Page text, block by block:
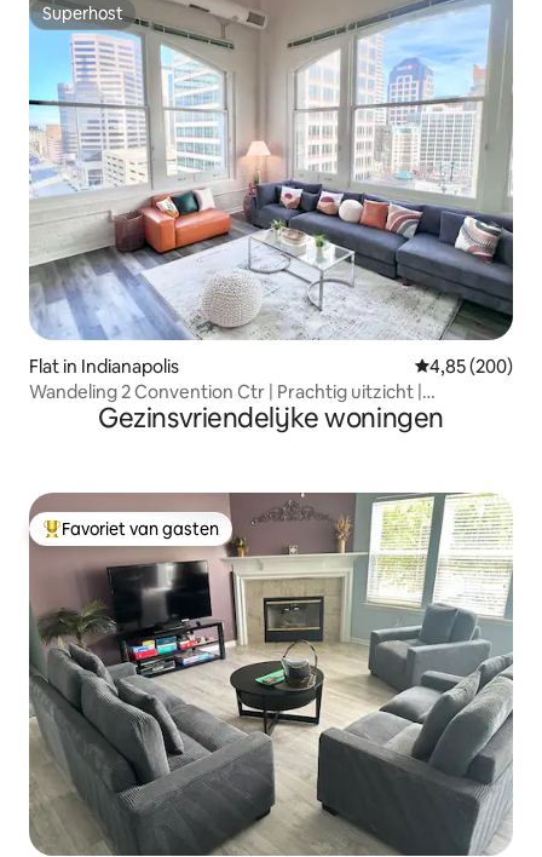
Superhost
Superhost
Flat in Indianapolis Gemiddelde
4,85 (200)
Wandeling 2 Convention Ctr | Prachtig uitzicht |
PenthouseGezinsvriendelijke woningen
Topfavoriet van gasten
Favoriet van gasten